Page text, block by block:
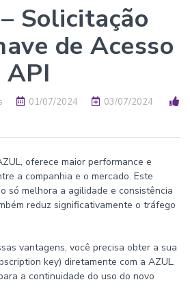
Solicitação
de Acesso
API
01/07/2024
03/07/2024
oferece maior performance e
a companhia e o mercado. Este
só melhora a agilidade e consistência
reduz significativamente o tráfego
vantagens, você precisa obter a sua
key) diretamente com a AZUL.
a continuidade do uso do novo